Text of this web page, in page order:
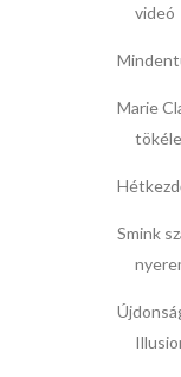
videó
Marie
Smink